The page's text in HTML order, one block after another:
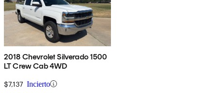
2018 Chevrolet Silverado 1500
LT Crew Cab 4WD
$7,137 Incierto